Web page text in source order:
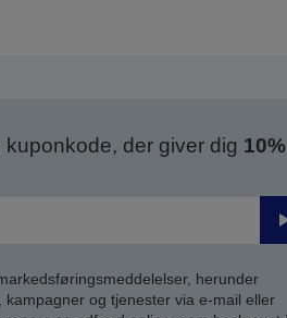
der giver dig 10%
herunder
og tjenester via e-mail eller